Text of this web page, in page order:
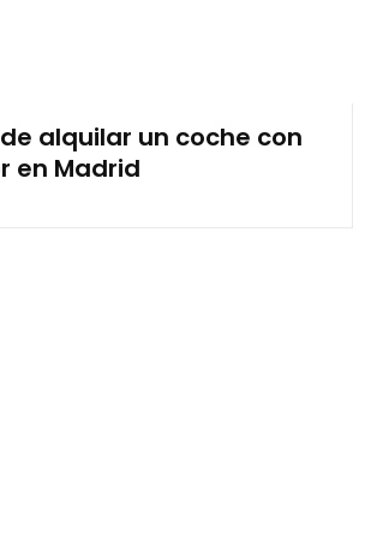
alquilar un coche con
en Madrid